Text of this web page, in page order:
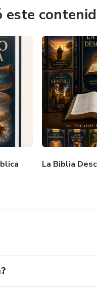
este
La Biblia